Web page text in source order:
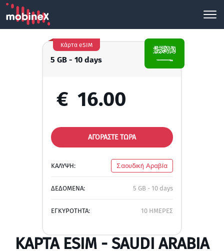
5 GB - 10 days
Κάρτα eSIM
€ 16.00
ΑΓΟΡΑΣΤΕ ΤΩΡΑ
ΚΑΛΥΨΗ: Σαουδική Αραβία
ΔΕΔΟΜΕΝΑ: 5 GB - 10 days
ΕΓΚΥΡΟΤΗΤΑ: 10 ΗΜΕΡΕΣ
ΚΆΡΤΑ ESIM - SAUDI ARABIA